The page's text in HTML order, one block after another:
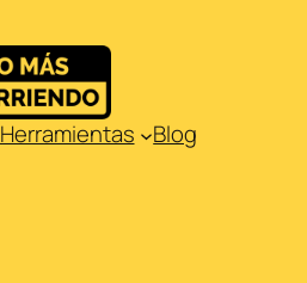
Herramientas Blog